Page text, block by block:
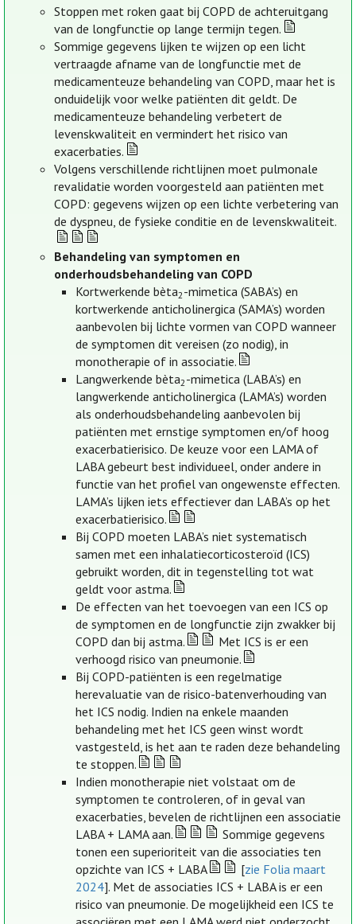
Stoppen met roken gaat bij COPD de achteruitgang
van de longfunctie op lange termijn tegen.
Sommige gegevens lijken te wijzen op een licht
vertraagde afname van de longfunctie met de
medicamenteuze behandeling van COPD, maar het is
onduidelijk voor welke patiënten dit geldt. De
medicamenteuze behandeling verbetert de
levenskwaliteit en vermindert het risico van
exacerbaties.
Volgens verschillende richtlijnen moet pulmonale
revalidatie worden voorgesteld aan patiënten met
COPD: gegevens wijzen op een lichte verbetering van
de dyspneu, de fysieke conditie en de levenskwaliteit.
Behandeling van symptomen en
onderhoudsbehandeling van COPD
Kortwerkende bèta2-mimetica (SABA’s) en
kortwerkende anticholinergica (SAMA’s) worden
aanbevolen bij lichte vormen van COPD wanneer
de symptomen dit vereisen (zo nodig), in
monotherapie of in associatie.
Langwerkende bèta2-mimetica (LABA’s) en
langwerkende anticholinergica (LAMA’s) worden
als onderhoudsbehandeling aanbevolen bij
patiënten met ernstige symptomen en/of hoog
exacerbatierisico. De keuze voor een LAMA of
LABA gebeurt best individueel, onder andere in
functie van het profiel van ongewenste effecten.
LAMA’s lijken iets effectiever dan LABA’s op het
exacerbatierisico.
Bij COPD moeten LABA’s niet systematisch
samen met een inhalatiecorticosteroïd (ICS)
gebruikt worden, dit in tegenstelling tot wat
geldt voor astma.
De effecten van het toevoegen van een ICS op
de symptomen en de longfunctie zijn zwakker bij
COPD dan bij astma.
Met ICS is er een
verhoogd risico van pneumonie.
Bij COPD-patiënten is een regelmatige
herevaluatie van de risico-batenverhouding van
het ICS nodig. Indien na enkele maanden
behandeling met het ICS geen winst wordt
vastgesteld, is het aan te raden deze behandeling
te stoppen.
Indien monotherapie niet volstaat om de
symptomen te controleren, of in geval van
exacerbaties, bevelen de richtlijnen een associatie
LABA + LAMA aan.
Sommige gegevens
tonen een superioriteit van die associaties ten
opzichte van ICS + LABA
[zie Folia maart
2024]. Met de associaties ICS + LABA is er een
risico van pneumonie. De mogelijkheid een ICS te